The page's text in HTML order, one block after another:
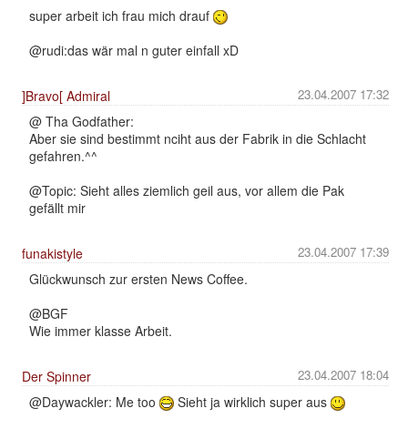
super arbeit ich frau mich drauf
@rudi:das wär mal n guter einfall xD
23.04.2007 17:32
]Bravo[ Admiral
@ Tha Godfather:
Aber sie sind bestimmt nciht aus der Fabrik in die Schlacht
gefahren.^^
@Topic: Sieht alles ziemlich geil aus, vor allem die Pak
gefällt mir
23.04.2007 17:39
funakistyle
Glückwunsch zur ersten News Coffee.
@BGF
Wie immer klasse Arbeit.
23.04.2007 18:04
Der Spinner
@Daywackler: Me too
Sieht ja wirklich super aus